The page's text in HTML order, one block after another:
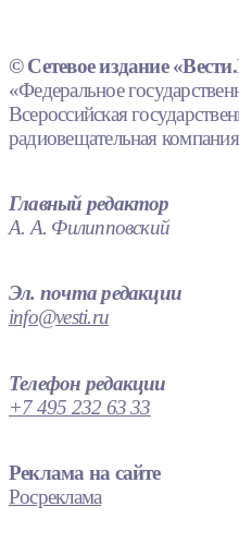
© Сетевое издание
«Федеральное
Всероссийская
радиовещательная
Главный редактор
А. А. Филипповский
Эл. почта редакции
info@vesti.ru
Телефон редакции
+7 495 232 63 33
Реклама на сайте
Росреклама